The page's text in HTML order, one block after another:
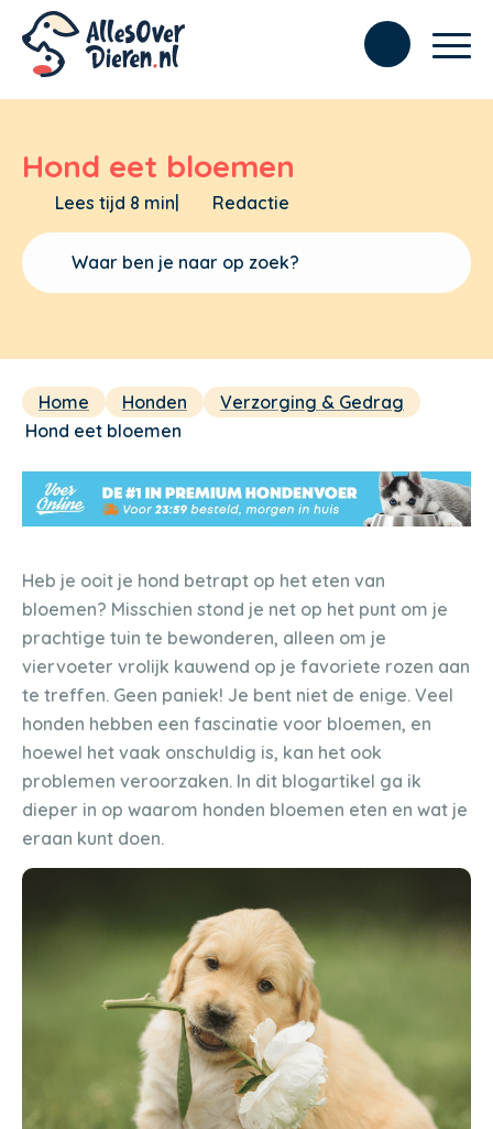
Hond eet bloemen
Lees tijd 8 min| Redactie
Home Honden
Verzorging & Gedrag
Hond eet bloemen
Heb je ooit je hond betrapt op het eten van
bloemen? Misschien stond je net op het punt om je
prachtige tuin te bewonderen, alleen om je
viervoeter vrolijk kauwend op je favoriete rozen aan
te treffen. Geen paniek! Je bent niet de enige. Veel
honden hebben een fascinatie voor bloemen, en
hoewel het vaak onschuldig is, kan het ook
problemen veroorzaken. In dit blogartikel ga ik
dieper in op waarom honden bloemen eten en wat je
eraan kunt doen.